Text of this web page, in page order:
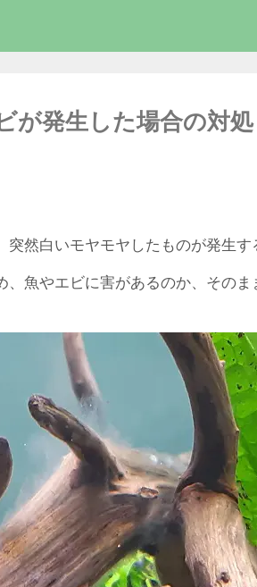
が発生した場合の対
然白いモヤモヤしたものが発生す
、魚やエビに害があるのか、その